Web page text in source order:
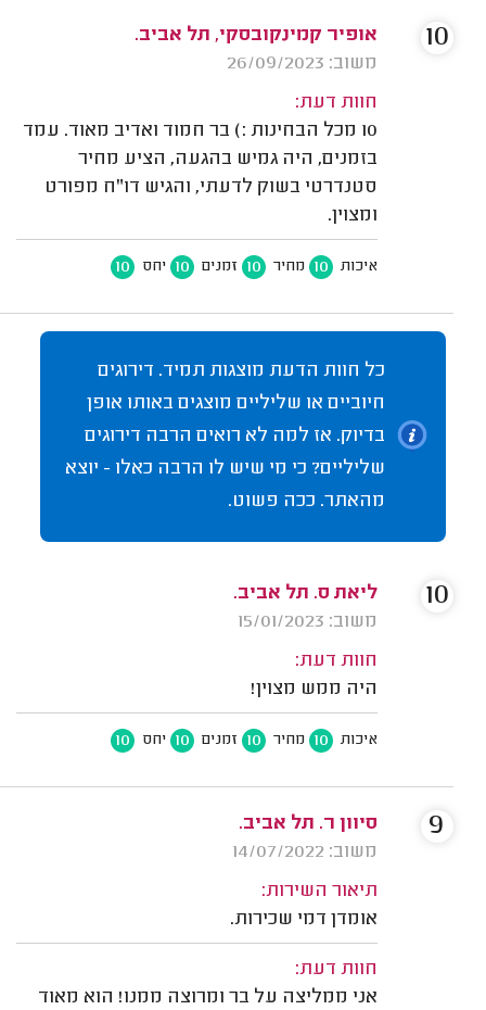
אופיר קמינקובסקי, תל אביב.
משוב: 26/09/2023
חוות דעת:
10 מכל הבחינות :) בר חמוד ואדיב מאוד. עמד
בזמנים, היה גמיש בהגעה, הציע מחיר
סטנדרטי בשוק לדעתי, והגיש דו"ח מפורט
ומצוין.
איכות 10 מחיר 10 זמנים 10 יחס 10
10
כל חוות הדעת מוצגות תמיד. דירוגים
חיוביים או שליליים מוצגים באותו אופן
בדיוק. אז למה לא רואים הרבה דירוגים
שליליים? כי מי שיש לו הרבה כאלו - יוצא
מהאתר. ככה פשוט.
ליאת ס. תל אביב.
משוב: 15/01/2023
חוות דעת:
היה ממש מצוין!
איכות 10 מחיר 10 זמנים 10 יחס 10
10
סיוון ר. תל אביב.
משוב: 14/07/2022
תיאור השירות:
אומדן דמי שכירות.
חוות דעת:
אני ממליצה על בר ומרוצה ממנו! הוא מאוד
9